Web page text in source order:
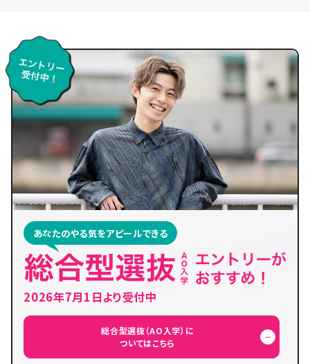
あなたのやる気をアピールできる
2026年7月1日より受付中
総合型選抜（AO入学）に
ついてはこちら